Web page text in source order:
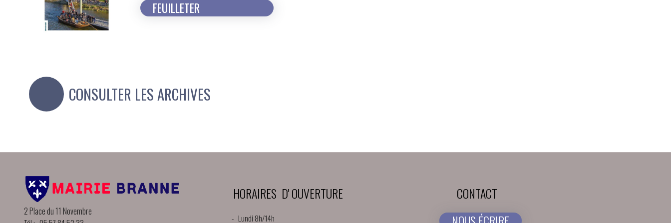
FEUILLETER
CONSULTER LES ARCHIVES
2 Place du 11 Novembre
HORAIRES D' OUVERTURE
- Lundi 8h/14h
CONTACT